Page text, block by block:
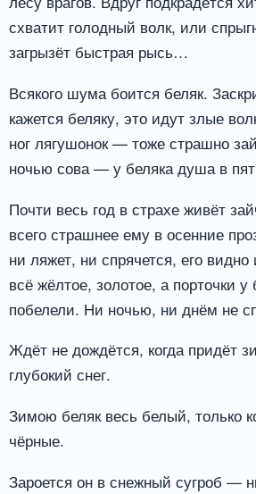
схватит голодный волк, или
загрызёт быстрая рысь…
Всякого шума боится беляк.
кажется беляку, это идут злые
ног лягушонок — тоже страшно
ночью сова — у беляка душа в
Почти весь год в страхе живёт
всего страшнее ему в осенние
ни ляжет, ни спрячется, его видно
всё жёлтое, золотое, а порточки у
побелели. Ни ночью, ни днём не
Ждёт не дождётся, когда придёт
глубокий снег.
Зимою беляк весь белый, только
чёрные.
Зароется он в снежный сугроб —